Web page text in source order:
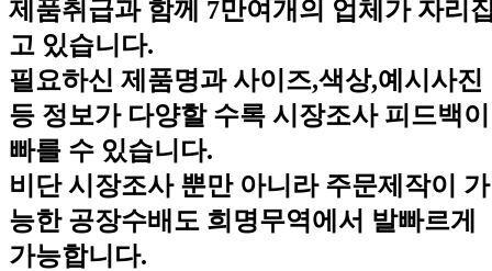
제품취급과 함께 7만여개의 업체가 자리
고 있습니다.
필요하신 제품명과 사이즈,색상,예시사진
등 정보가 다양할 수록 시장조사 피드백이
빠를 수 있습니다.
비단 시장조사 뿐만 아니라 주문제작이 가
능한 공장수배도 희명무역에서 발빠르게
가능합니다.